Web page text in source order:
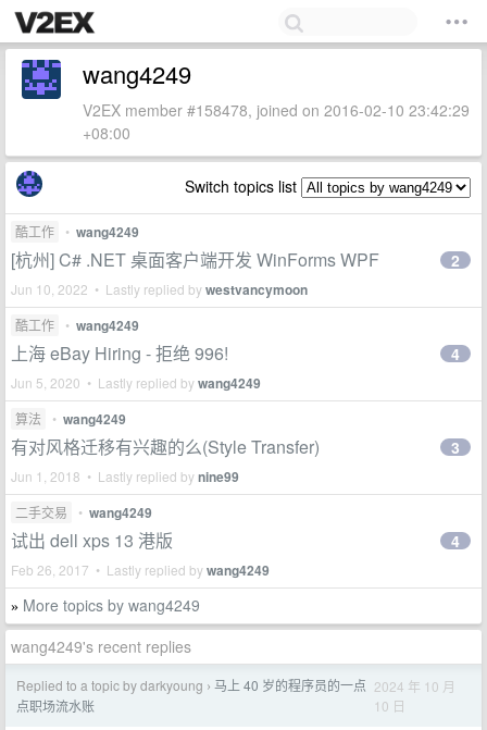
wang4249
V2EX member #158478, joined on 2016-02-10 23:42:29
+08:00
Switch topics list
酷工作 • wang4249
[杭州] C# .NET 桌面客户端开发 WinForms WPF
Jun 10, 2022 • Lastly replied bywestvancymoon
2
酷工作 • wang4249
上海 eBay Hiring - 拒绝 996!
Jun 5, 2020 • Lastly replied bywang4249
4
算法 • wang4249
有对风格迁移有兴趣的么(Style Transfer)
Jun 1, 2018 • Lastly replied bynine99
3
二手交易 • wang4249
试出 dell xps 13 港版
Feb 26, 2017 • Lastly replied bywang4249
4
» More topics by wang4249
wang4249's recent replies
Replied to a topic by darkyoung › 马上 40 岁的程序员的一点
点职场流水账
2024 年 10 月
10 日